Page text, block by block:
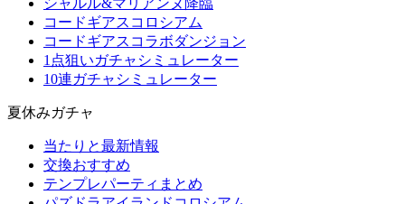
シャルル&マリアンヌ降臨
コードギアスコロシアム
コードギアスコラボダンジョン
1点狙いガチャシミュレーター
10連ガチャシミュレーター
夏休みガチャ
当たりと最新情報
交換おすすめ
テンプレパーティまとめ